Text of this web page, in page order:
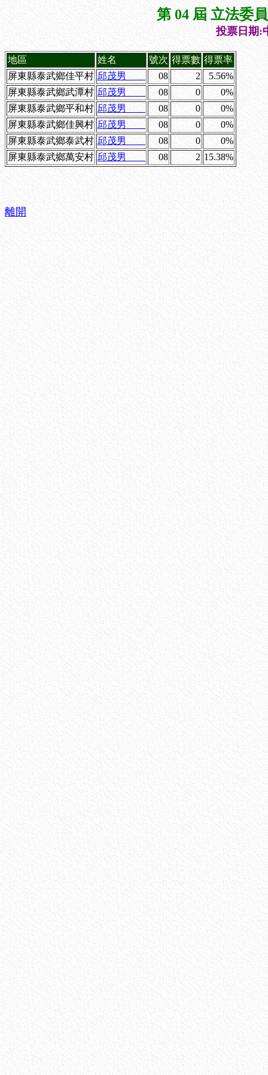
第 04 屆 立法委
投票日期:
地區 姓名 號次 得票數 得票率
屏東縣泰武鄉佳平村 邱茂男 08 2
5.56%
屏東縣泰武鄉武潭村 邱茂男 08 0
0%
屏東縣泰武鄉平和村 邱茂男 08 0
0%
屏東縣泰武鄉佳興村 邱茂男 08 0
0%
屏東縣泰武鄉泰武村 邱茂男 08 0
0%
屏東縣泰武鄉萬安村 邱茂男 08 2 15.38%
離開